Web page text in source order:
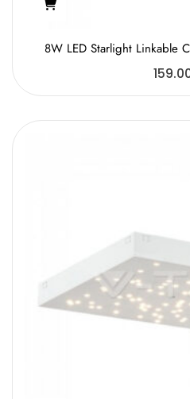
8W LED Starlight Linkable